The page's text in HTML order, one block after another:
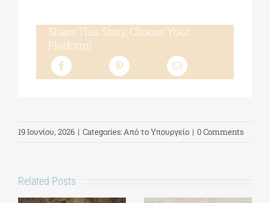
Share This Story, Choose Your
Platform!
19 Ιουνίου, 2026 | Categories:Από το Υπουργείο | 0 Comments
Related Posts